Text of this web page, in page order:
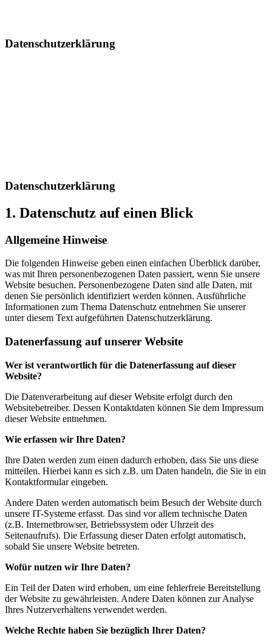
Datenschutzerklärung
Datenschutzerklärung
1. Datenschutz auf einen Blick
Allgemeine Hinweise
Die folgenden Hinweise geben einen einfachen Überblick darüber,
was mit Ihren personenbezogenen Daten passiert, wenn Sie unsere
Website besuchen. Personenbezogene Daten sind alle Daten, mit
denen Sie persönlich identifiziert werden können. Ausführliche
Informationen zum Thema Datenschutz entnehmen Sie unserer
unter diesem Text aufgeführten Datenschutzerklärung.
Datenerfassung auf unserer Website
Wer ist verantwortlich für die Datenerfassung auf dieser
Website?
Die Datenverarbeitung auf dieser Website erfolgt durch den
Websitebetreiber. Dessen Kontaktdaten können Sie dem Impressum
dieser Website entnehmen.
Wie erfassen wir Ihre Daten?
Ihre Daten werden zum einen dadurch erhoben, dass Sie uns diese
mitteilen. Hierbei kann es sich z.B. um Daten handeln, die Sie in ein
Kontaktformular eingeben.
Andere Daten werden automatisch beim Besuch der Website durch
unsere IT-Systeme erfasst. Das sind vor allem technische Daten
(z.B. Internetbrowser, Betriebssystem oder Uhrzeit des
Seitenaufrufs). Die Erfassung dieser Daten erfolgt automatisch,
sobald Sie unsere Website betreten.
Wofür nutzen wir Ihre Daten?
Ein Teil der Daten wird erhoben, um eine fehlerfreie Bereitstellung
der Website zu gewährleisten. Andere Daten können zur Analyse
Ihres Nutzerverhaltens verwendet werden.
Welche Rechte haben Sie bezüglich Ihrer Daten?